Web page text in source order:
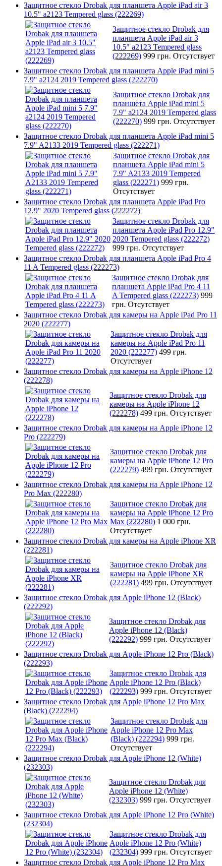
Защитное стекло Drobak для планшета Apple iPad air 3
10.5" a2123 Tempered glass (222269)
Защитное стекло Drobak для
планшета Apple iPad air 3
10.5" a2123 Tempered glass
(222269) 999 грн. Отсутствует
Защитное стекло Drobak для планшета Apple iPad mini 5
7.9" a2124 2019 Tempered glass (222270)
Защитное стекло Drobak для
планшета Apple iPad mini 5
7.9" a2124 2019 Tempered glass
(222270) 999 грн. Отсутствует
Защитное стекло Drobak для планшета Apple iPad mini 5
7.9" A2133 2019 Tempered glass (222271)
Защитное стекло Drobak для
планшета Apple iPad mini 5
7.9" A2133 2019 Tempered
glass (222271) 999 грн.
Отсутствует
Защитное стекло Drobak для планшета Apple iPad Pro
12.9" 2020 Tempered glass (222272)
Защитное стекло Drobak для
планшета Apple iPad Pro 12.9"
2020 Tempered glass (222272)
999 грн. Отсутствует
Защитное стекло Drobak для планшета Apple iPad Pro 4
11 A Tempered glass (222273)
Защитное стекло Drobak для
планшета Apple iPad Pro 4 11
A Tempered glass (222273) 999
грн. Отсутствует
Защитное стекло Drobak для камеры на Apple iPad Pro 11
2020 (222277)
Защитное стекло Drobak для
камеры на Apple iPad Pro 11
2020 (222277) 499 грн.
Отсутствует
Защитное стекло Drobak для камеры на Apple iPhone 12
(222278)
Защитное стекло Drobak для
камеры на Apple iPhone 12
(222278) 499 грн. Отсутствует
Защитное стекло Drobak для камеры на Apple iPhone 12
Pro (222279)
Защитное стекло Drobak для
камеры на Apple iPhone 12 Pro
(222279) 499 грн. Отсутствует
Защитное стекло Drobak для камеры на Apple iPhone 12
Pro Max (222280)
Защитное стекло Drobak для
камеры на Apple iPhone 12 Pro
Max (222280) 1 000 грн.
Отсутствует
Защитное стекло Drobak для камеры на Apple iPhone XR
(222281)
Защитное стекло Drobak для
камеры на Apple iPhone XR
(222281) 499 грн. Отсутствует
Защитное стекло Drobak для Apple iPhone 12 (Black)
(222292)
Защитное стекло Drobak для
Apple iPhone 12 (Black)
(222292) 999 грн. Отсутствует
Защитное стекло Drobak для Apple iPhone 12 Pro (Black)
(222293)
Защитное стекло Drobak для
Apple iPhone 12 Pro (Black)
(222293) 999 грн. Отсутствует
Защитное стекло Drobak для Apple iPhone 12 Pro Max
(Black) (222294)
Защитное стекло Drobak для
Apple iPhone 12 Pro Max
(Black) (222294) 999 грн.
Отсутствует
Защитное стекло Drobak для Apple iPhone 12 (White)
(232303)
Защитное стекло Drobak для
Apple iPhone 12 (White)
(232303) 999 грн. Отсутствует
Защитное стекло Drobak для Apple iPhone 12 Pro (White)
(232304)
Защитное стекло Drobak для
Apple iPhone 12 Pro (White)
(232304) 999 грн. Отсутствует
Защитное стекло Drobak для Apple iPhone 12 Pro Max